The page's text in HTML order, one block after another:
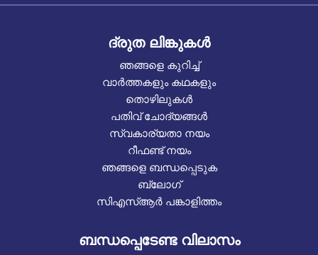
ദ്രുത ലിങ്കുകൾ
ഞങ്ങളെ കുറിച്ച്
വാർത്തകളും കഥകളും
തൊഴിലുകൾ
പതിവ് ചോദ്യങ്ങൾ
സ്വകാര്യതാ നയം
റീഫണ്ട് നയം
ഞങ്ങളെ ബന്ധപ്പെടുക
ബ്ലോഗ്
സിഎസ്ആർ പങ്കാളിത്തം
ബന്ധപ്പെടേണ്ട വിലാസം